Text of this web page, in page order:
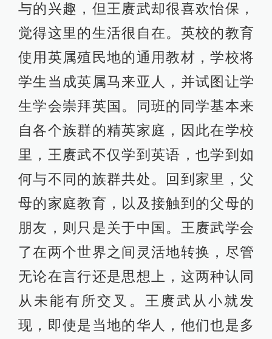
与的兴趣，但王赓武却很喜欢怡保，
觉得这里的生活很自在。英校的教育
使用英属殖民地的通用教材，学校将
学生当成英属马来亚人，并试图让学
生学会崇拜英国。同班的同学基本来
自各个族群的精英家庭，因此在学校
里，王赓武不仅学到英语，也学到如
何与不同的族群共处。回到家里，父
母的家庭教育，以及接触到的父母的
朋友，则只是关于中国。王赓武学会
了在两个世界之间灵活地转换，尽管
无论在言行还是思想上，这两种认同
从未能有所交叉。王赓武从小就发
现，即使是当地的华人，他们也是多